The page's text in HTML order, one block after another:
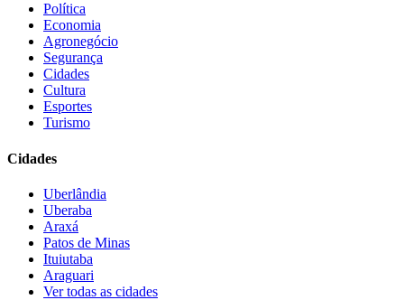
Política
Economia
Agronegócio
Segurança
Cidades
Cultura
Esportes
Turismo
Cidades
Uberlândia
Uberaba
Araxá
Patos de Minas
Ituiutaba
Araguari
Ver todas as cidades